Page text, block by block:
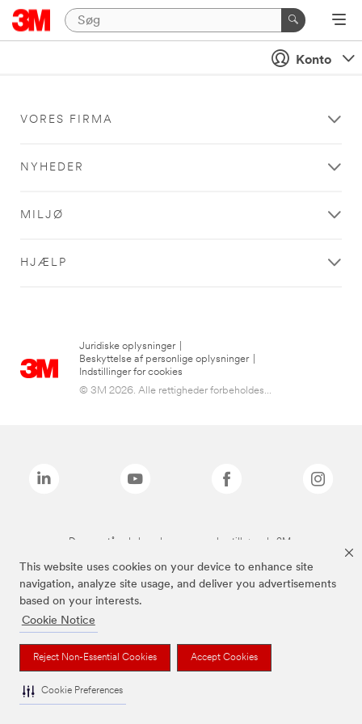
This website uses cookies on your device to enhance site
navigation, analyze site usage, and deliver you advertisements
based on your interests.
Cookie Notice
Reject Non-Essential Cookies Accept Cookies
Cookie Preferences
Konto
VORES FIRMA
NYHEDER
MILJØ
HJÆLP
Juridiske oplysninger
Beskyttelse af personlige oplysninger
Indstillinger for cookies
© 3M 2026. Alle rettigheder forbeholdes...
De ovenstående brands er varemærker tilhørende 3M.